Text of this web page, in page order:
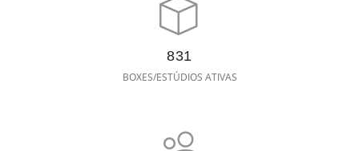
831
BOXES/ESTÚDIOS ATIVAS